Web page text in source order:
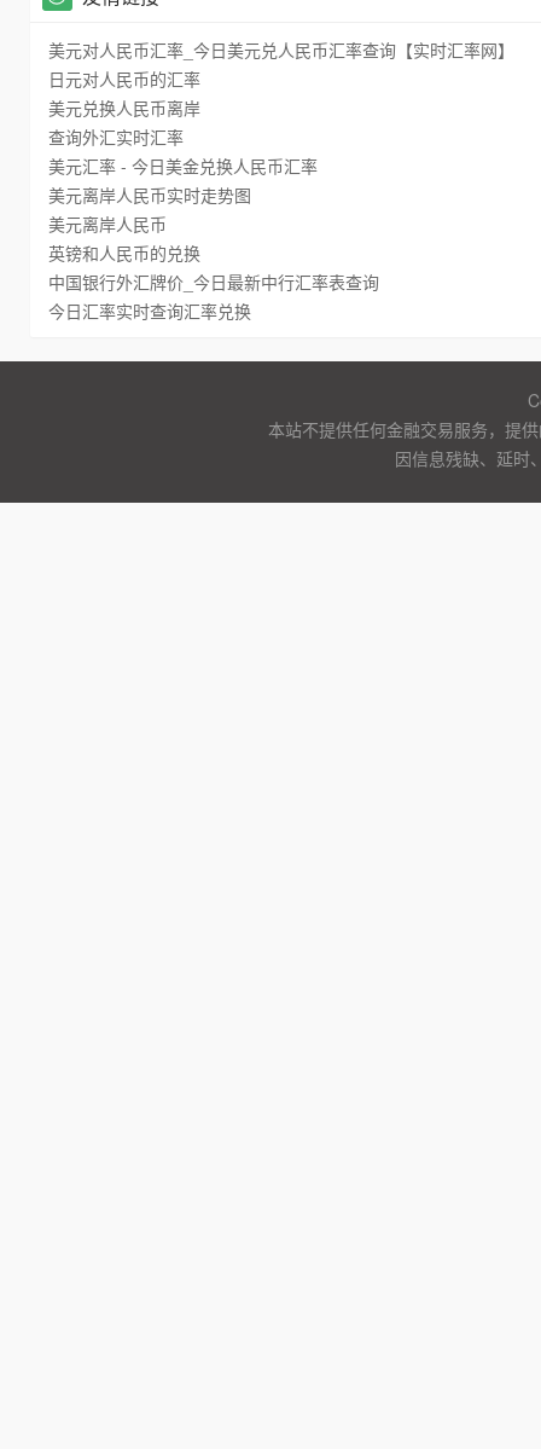
美元对人民币汇率_今日美元兑人民币汇率查询【实时汇率网】
日元对人民币的汇率
美元兑换人民币离岸
查询外汇实时汇率
美元汇率 - 今日美金兑换人民币汇率
美元离岸人民币实时走势图
美元离岸人民币
英镑和人民币的兑换
中国银行外汇牌价_今日最新中行汇率表查询
今日汇率实时查询汇率兑换
本站不提供任何金融交易服务，提
因信息残缺、延时